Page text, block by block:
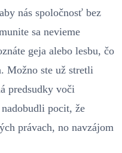
nás spoločnosť bez
sa nevieme
geja alebo lesbu, čo
Možno ste už stretli
predsudky voči
pocit, že
právach, no navzájom